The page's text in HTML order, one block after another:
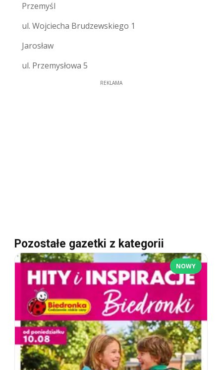
Przemyśl
ul. Wojciecha Brudzewskiego 1
Jarosław
ul. Przemysłowa 5
REKLAMA
Pozostałe gazetki z kategorii
NOWY